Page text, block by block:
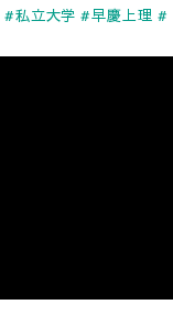
#私立大学 #早慶上理 #